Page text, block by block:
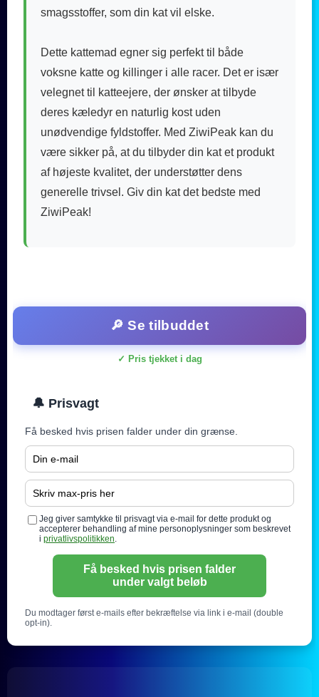
smagsstoffer, som din kat vil elske.
Dette kattemad egner sig perfekt til både
voksne katte og killinger i alle racer. Det er især
velegnet til katteejere, der ønsker at tilbyde
deres kæledyr en naturlig kost uden
unødvendige fyldstoffer. Med ZiwiPeak kan du
være sikker på, at du tilbyder din kat et produkt
af højeste kvalitet, der understøtter dens
generelle trivsel. Giv din kat det bedste med
ZiwiPeak!
🔎 Se tilbuddet
✓ Pris tjekket i dag
🔔 Prisvagt
Få besked hvis prisen falder under din grænse.
Jeg giver samtykke til prisvagt via e-mail for dette produkt og
accepterer behandling af mine personoplysninger som beskrevet
i privatlivspolitikken.
Få besked hvis prisen falder
under valgt beløb
Du modtager først e-mails efter bekræftelse via link i e-mail (double
opt-in).